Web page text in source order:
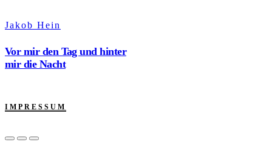
Jakob Hein
Vor mir den Tag und hinter
mir die Nacht
IMPRESSUM